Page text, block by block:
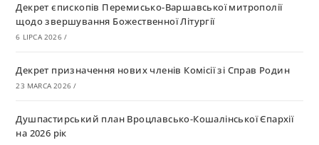
Декрет єпископів Перемисько-Варшавської митрополії
щодо звершування Божественної Літургії
6 LIPCA 2026 /
Декрет призначення нових членів Комісії зі Справ Родин
23 MARCA 2026 /
Душпастирський план Вроцлавсько-Кошалінської Єпархії
на 2026 рік